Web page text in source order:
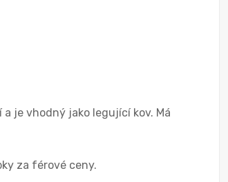
je vhodný jako legující kov. Má
za férové ceny.